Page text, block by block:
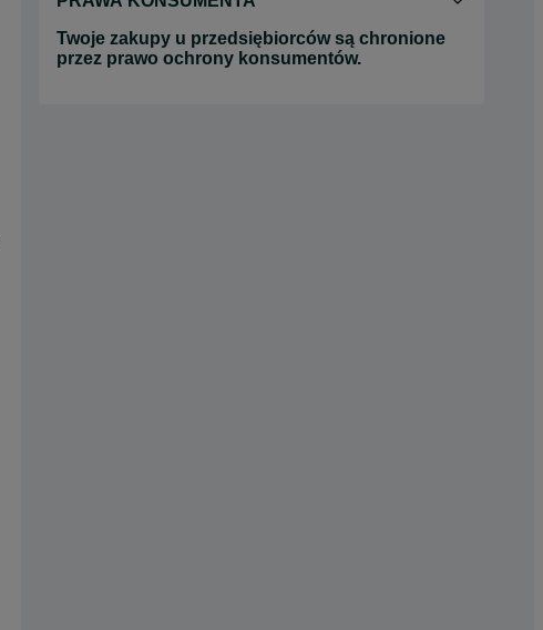
Twoje zakupy u przedsiębiorców są chronione
przez prawo ochrony konsumentów.